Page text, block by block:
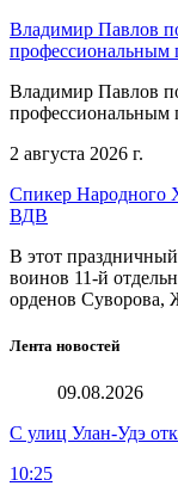
Владимир Павлов
профессиональным
Владимир Павлов
профессиональным
2 августа 2026 г.
Спикер Народного
ВДВ
В этот
воинов 11-й
орденов Суворова,
Лента новостей
09.08.2026
С улиц Улан-Удэ
10:25